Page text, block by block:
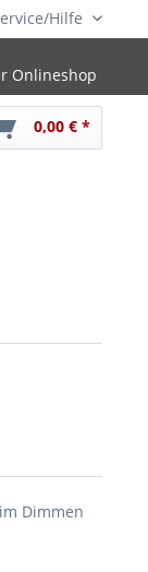
Hilfe
Onlineshop
0,00 € *
Dimmen